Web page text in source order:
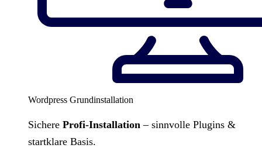
Wordpress Grundinstallation
Sichere Profi-Installation – sinnvolle Plugins &
startklare Basis.